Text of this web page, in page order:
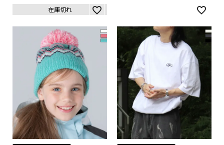
在庫切れ